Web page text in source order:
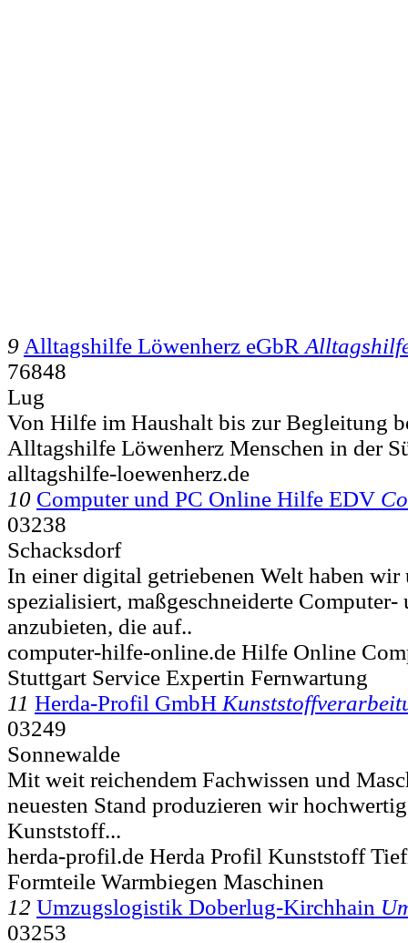
9 Alltagshilfe Löwenherz eGbR
76848
Lug
Von Hilfe im Haushalt bis zur Begleitung
Alltagshilfe Löwenherz Menschen in der
alltagshilfe-loewenherz.de
10 Computer und PC Online Hilfe EDV
03238
Schacksdorf
In einer digital getriebenen Welt haben wir
spezialisiert, maßgeschneiderte
anzubieten, die auf..
computer-hilfe-online.de Hilfe Online
Stuttgart Service Expertin Fernwartung
11 Herda-Profil GmbH
03249
Sonnewalde
Mit weit reichendem Fachwissen und
neuesten Stand produzieren wir
Kunststoff...
herda-profil.de Herda Profil Kunststoff
Formteile Warmbiegen Maschinen
12 Umzugslogistik Doberlug-Kirchhain
03253